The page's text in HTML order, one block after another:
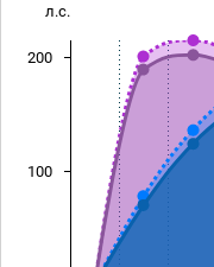
л.с.
100
200